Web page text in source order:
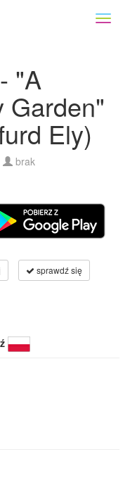
"A
Garden"
Ely)
brak
sprawdź się